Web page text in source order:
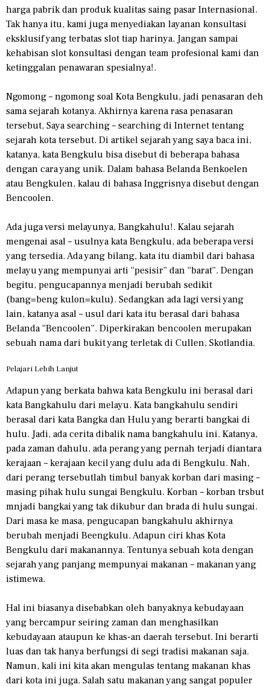
harga pabrik dan produk kualitas saing pasar Internasional.
Tak hanya itu, kami juga menyediakan layanan konsultasi
eksklusif yang terbatas slot tiap harinya. Jangan sampai
kehabisan slot konsultasi dengan team profesional kami dan
ketinggalan penawaran spesialnya!.
Ngomong – ngomong soal Kota Bengkulu, jadi penasaran deh
sama sejarah kotanya. Akhirnya karena rasa penasaran
tersebut, Saya searching – searching di Internet tentang
sejarah kota tersebut. Di artikel sejarah yang saya baca ini,
katanya, kata Bengkulu bisa disebut di beberapa bahasa
dengan cara yang unik. Dalam bahasa Belanda Benkoelen
atau Bengkulen, kalau di bahasa Inggrisnya disebut dengan
Bencoolen.
Ada juga versi melayunya, Bangkahulu!. Kalau sejarah
mengenai asal – usulnya kata Bengkulu, ada beberapa versi
yang tersedia. Ada yang bilang, kata itu diambil dari bahasa
melayu yang mempunyai arti “pesisir” dan “barat”. Dengan
begitu, pengucapannya menjadi berubah sedikit
(bang=beng kulon=kulu). Sedangkan ada lagi versi yang
lain, katanya asal – usul dari kata itu berasal dari bahasa
Belanda “Bencoolen”. Diperkirakan bencoolen merupakan
sebuah nama dari bukit yang terletak di Cullen, Skotlandia.
Pelajari Lebih Lanjut
Adapun yang berkata bahwa kata Bengkulu ini berasal dari
kata Bangkahulu dari melayu. Kata bangkahulu sendiri
berasal dari kata Bangka dan Hulu yang berarti bangkai di
hulu. Jadi, ada cerita dibalik nama bangkahulu ini. Katanya,
pada zaman dahulu, ada perang yang pernah terjadi diantara
kerajaan – kerajaan kecil yang dulu ada di Bengkulu. Nah,
dari perang tersebutlah timbul banyak korban dari masing –
masing pihak hulu sungai Bengkulu. Korban – korban trsbut
mnjadi bangkai yang tak dikubur dan brada di hulu sungai.
Dari masa ke masa, pengucapan bangkahulu akhirnya
berubah menjadi Beengkulu. Adapun ciri khas Kota
Bengkulu dari makanannya. Tentunya sebuah kota dengan
sejarah yang panjang mempunyai makanan – makanan yang
istimewa.
Hal ini biasanya disebabkan oleh banyaknya kebudayaan
yang bercampur seiring zaman dan menghasilkan
kebudayaan ataupun ke khas-an daerah tersebut. Ini berarti
luas dan tak hanya berfungsi di segi tradisi makanan saja.
Namun, kali ini kita akan mengulas tentang makanan khas
dari kota ini juga. Salah satu makanan yang sangat populer